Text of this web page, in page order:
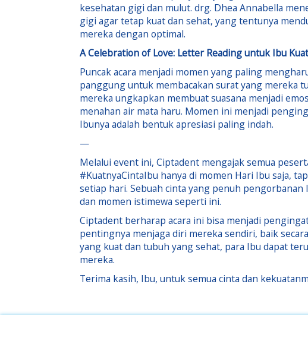
kesehatan gigi dan mulut. drg. Dhea Annabella
gigi agar tetap kuat dan sehat, yang tentunya
mereka dengan optimal.
A Celebration of Love: Letter Reading untuk Ibu
Puncak acara menjadi momen yang paling
panggung untuk membacakan surat yang mereka
mereka ungkapkan membuat suasana menjadi
menahan air mata haru. Momen ini menjadi
Ibunya adalah bentuk apresiasi paling indah.
—
Melalui event ini, Ciptadent mengajak semua
#KuatnyaCintaIbu hanya di momen Hari Ibu saja,
setiap hari. Sebuah cinta yang penuh
dan momen istimewa seperti ini.
Ciptadent berharap acara ini bisa menjadi
pentingnya menjaga diri mereka sendiri, baik
yang kuat dan tubuh yang sehat, para Ibu dapat
mereka.
Terima kasih, Ibu, untuk semua cinta dan